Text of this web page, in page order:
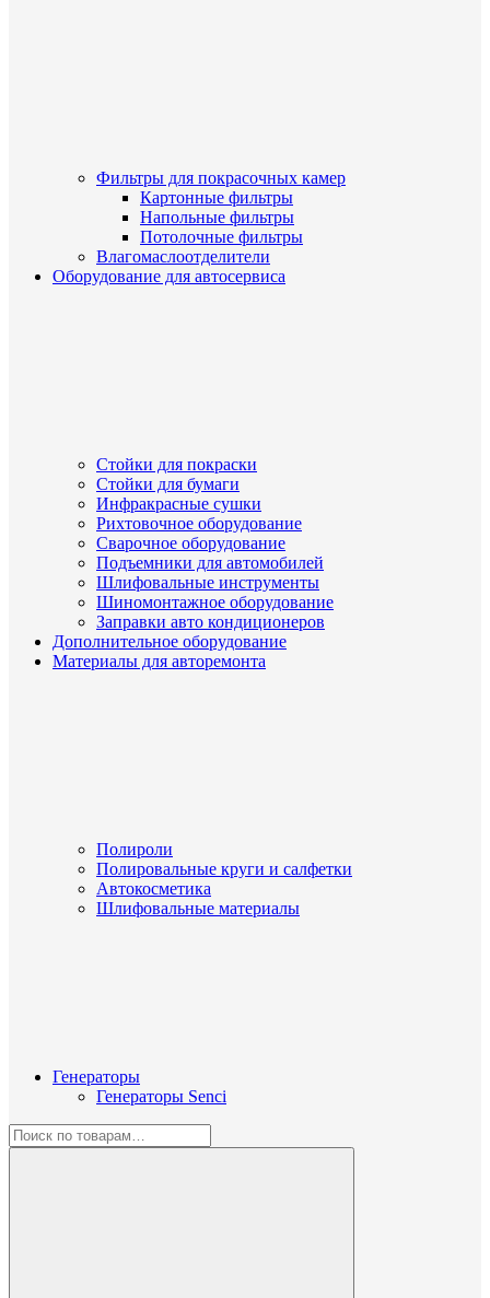
Фильтры для покрасочных камер
Картонные фильтры
Напольные фильтры
Потолочные фильтры
Влагомаслоотделители
Оборудование для автосервиса
Стойки для покраски
Стойки для бумаги
Инфракрасные сушки
Рихтовочное оборудование
Сварочное оборудование
Подъемники для автомобилей
Шлифовальные инструменты
Шиномонтажное оборудование
Заправки авто кондиционеров
Дополнительное оборудование
Материалы для авторемонта
Полироли
Полировальные круги и салфетки
Автокосметика
Шлифовальные материалы
Генераторы
Генераторы Senci